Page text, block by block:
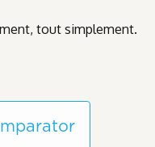
tout simplement.